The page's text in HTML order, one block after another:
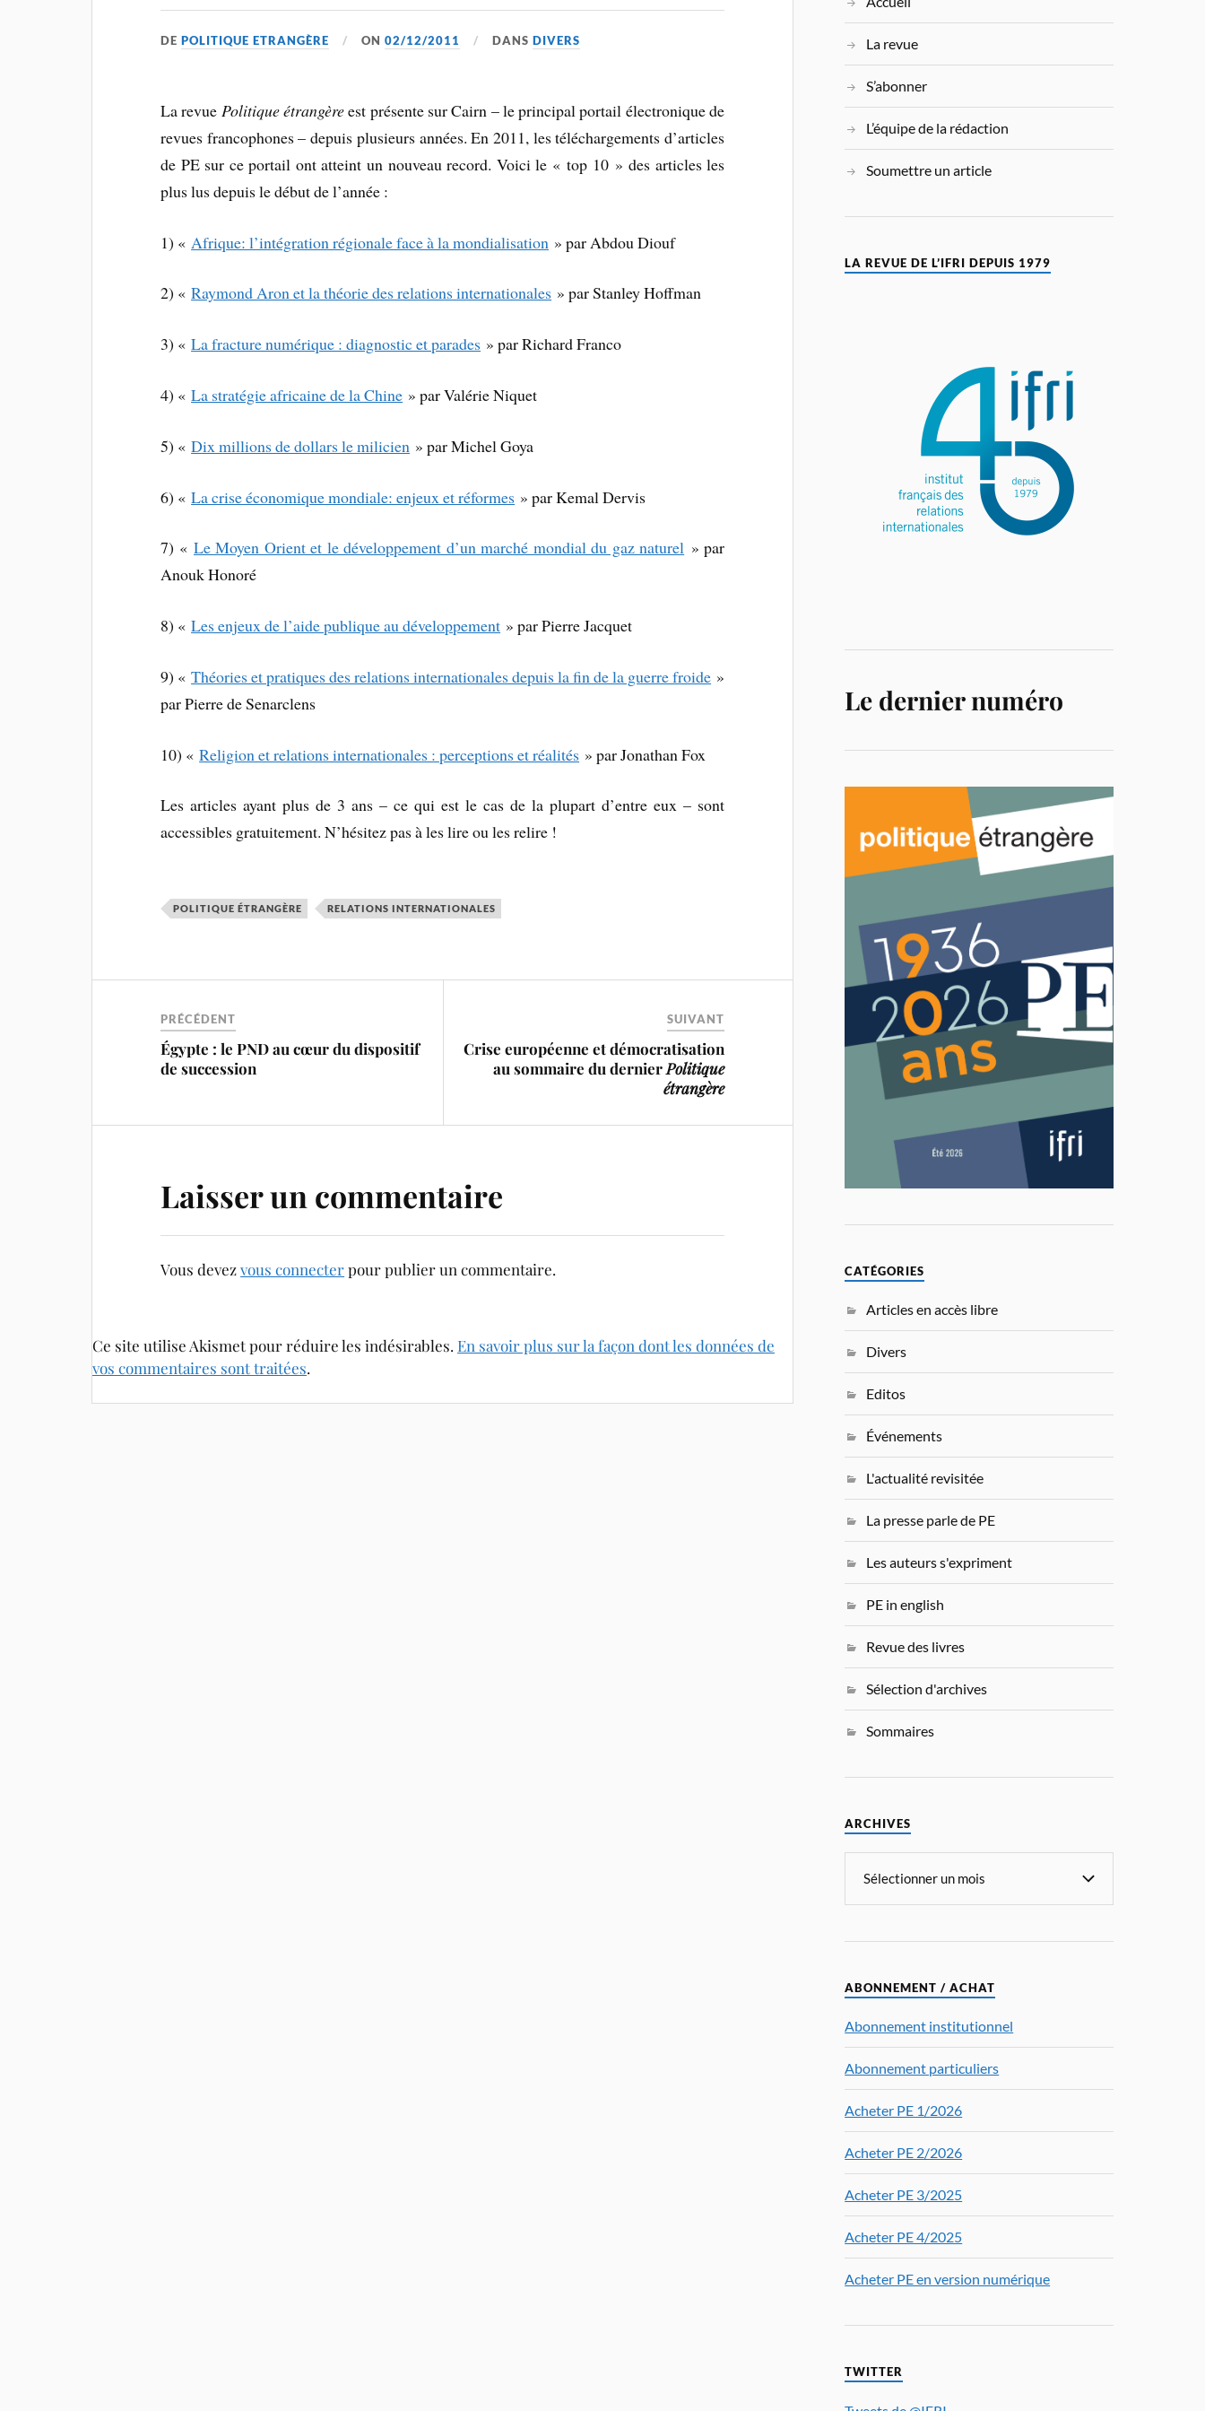
DEPOLITIQUE ETRANGÈRE ON02/12/2011 DANSDIVERS
La revue Politique étrangèreest présente sur Cairn – le principal portail électronique de
revues francophones – depuis plusieurs années. En 2011, les téléchargements d’articles
de PE sur ce portail ont atteint un nouveau record. Voici le « top 10 » des articles les
plus lus depuis le début de l’année :
1) « Afrique: l’intégration régionale face à la mondialisation » par Abdou Diouf
2) «Raymond Aron et la théorie des relations internationales » par Stanley Hoffman
3) «La fracture numérique : diagnostic et parades » par Richard Franco
4) «La stratégie africaine de la Chine » par Valérie Niquet
5) «Dix millions de dollars le milicien » par Michel Goya
6) «La crise économique mondiale: enjeux et réformes » par Kemal Dervis
7) «Le Moyen Orient et le développement d’un marché mondial du gaz naturel » par
Anouk Honoré
8) «Les enjeux de l’aide publique au développement » par Pierre Jacquet
9) «Théories et pratiques des relations internationales depuis la fin de la guerre froide »
par Pierre de Senarclens
10) «Religion et relations internationales : perceptions et réalités » par Jonathan Fox
Les articles ayant plus de 3 ans – ce qui est le cas de la plupart d’entre eux – sont
accessibles gratuitement. N’hésitez pas à les lire ou les relire !
POLITIQUE ÉTRANGÈRE RELATIONS INTERNATIONALES
PRÉCÉDENT
Égypte : le PND au cœur du dispositif
de succession
SUIVANT
Crise européenne et démocratisation
au sommaire du dernierPolitique
étrangère
Laisser un commentaire
Vous devezvous connecterpour publier un commentaire.
Ce site utilise Akismet pour réduire les indésirables. En savoir plus sur la façon dont les données de
vos commentaires sont traitées.
La revue
S’abonner
L’équipe de la rédaction
Soumettre un article
LA REVUE DE L’IFRI DEPUIS 1979
Le dernier numéro
CATÉGORIES
Articles en accès libre
Divers
Editos
Événements
L'actualité revisitée
La presse parle de PE
Les auteurs s'expriment
PE in english
Revue des livres
Sélection d'archives
Sommaires
ARCHIVES
ABONNEMENT / ACHAT
Abonnement institutionnel
Abonnement particuliers
Acheter PE 1/2026
Acheter PE 2/2026
Acheter PE 3/2025
Acheter PE 4/2025
Acheter PE en version numérique
TWITTER